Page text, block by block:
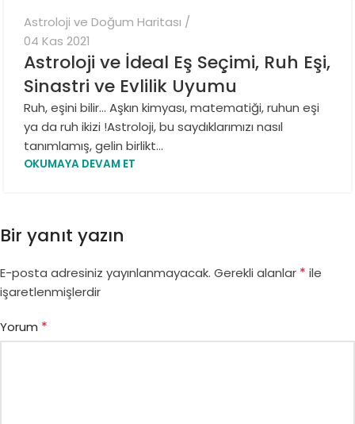
Astroloji ve Doğum Haritası
04 Kas 2021
Astroloji ve İdeal Eş Seçimi, Ruh Eşi,
Sinastri ve Evlilik Uyumu
Ruh, eşini bilir… Aşkın kimyası, matematiği, ruhun eşi
ya da ruh ikizi !Astroloji, bu saydıklarımızı nasıl
tanımlamış, gelin birlikt...
OKUMAYA DEVAM ET
Bir yanıt yazın
E-posta adresiniz yayınlanmayacak. Gerekli alanlar * ile
işaretlenmişlerdir
Yorum *